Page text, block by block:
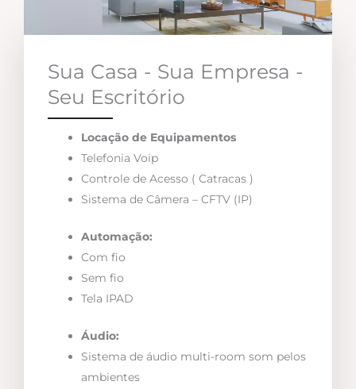
Sua Casa - Sua Empresa -
Seu Escritório
Locação de Equipamentos
Telefonia Voip
Controle de Acesso ( Catracas )
Sistema de Câmera – CFTV (IP)
Automação:
Com fio
Sem fio
Tela IPAD
Áudio:
Sistema de áudio multi-room som pelos
ambientes